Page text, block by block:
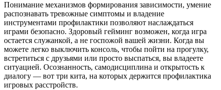
Понимание механизмов формирования зависимости, умение
распознавать тревожные симптомы и владение
инструментами профилактики позволяют наслаждаться
играми безопасно. Здоровый гейминг возможен, когда игра
остается служанкой, а не госпожой вашей жизни. Когда вы
можете легко выключить консоль, чтобы пойти на прогулку,
встретиться с друзьями или просто выспаться, вы владеете
ситуацией. Осознанность, самодисциплина и открытость к
диалогу — вот три кита, на которых держится профилактика
игровых расстройств.